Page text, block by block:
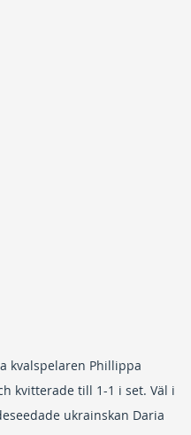
kvalspelaren Phillippa
kvitterade till 1-1 i set. Väl i
ukrainskan Daria